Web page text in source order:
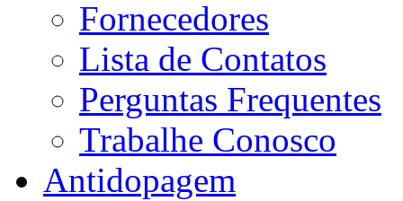
Fornecedores
Lista de Contatos
Perguntas Frequentes
Trabalhe Conosco
Antidopagem